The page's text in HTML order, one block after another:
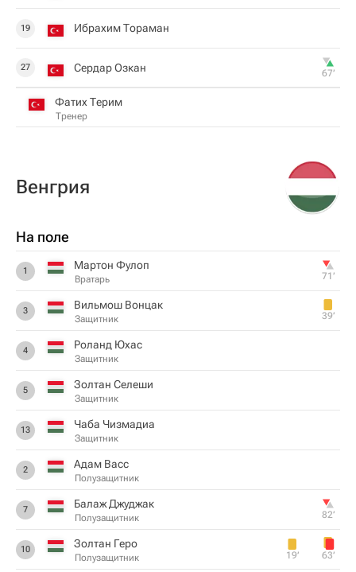
19 Ибрахим Тораман
27 Сердар Озкан 67‎’‎
Фатих Терим
Тренер
Венгрия
На поле
1 Мартон Фулоп
Вратарь 71‎’‎
3 Вильмош Вонцак
Защитник 39‎’‎
4 Роланд Юхас
Защитник
5 Золтан Селеши
Защитник
13 Чаба Чизмадиа
Защитник
2 Адам Васс
Полузащитник
7 Балаж Джуджак
Полузащитник 82‎’‎
10 Золтан Геро
Полузащитник 19‎’‎ 63‎’‎